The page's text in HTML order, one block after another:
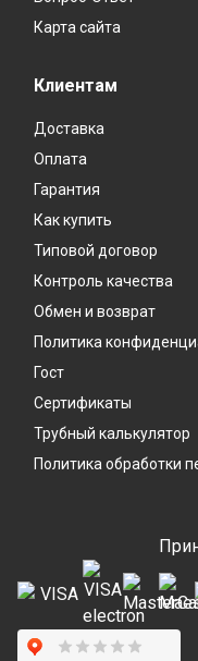
Карта сайта
Клиентам
Доставка
Оплата
Гарантия
Как купить
Типовой договор
Контроль качества
Обмен и возврат
Политика
Гост
Сертификаты
Трубный калькулятор
Политика обработки